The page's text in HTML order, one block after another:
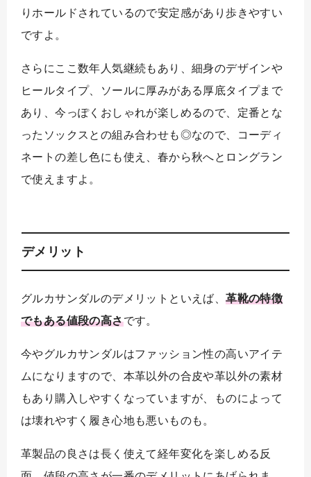
りホールドされているので安定感があり歩きやすい
ですよ。
さらにここ数年人気継続もあり、細身のデザインや
ヒールタイプ、ソールに厚みがある厚底タイプまで
あり、今っぽくおしゃれが楽しめるので、定番とな
ったソックスとの組み合わせも◎なので、コーディ
ネートの差し色にも使え、春から秋へとロングラン
で使えますよ。
デメリット
グルカサンダルのデメリットといえば、革靴の特徴
でもある値段の高さです。
今やグルカサンダルはファッション性の高いアイテ
ムになりますので、本革以外の合皮や革以外の素材
もあり購入しやすくなっていますが、ものによって
は壊れやすく履き心地も悪いものも。
革製品の良さは長く使えて経年変化を楽しめる反